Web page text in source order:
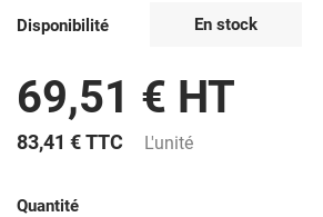
Disponibilité En stock
69,51 € HT
83,41 €TTC L'unité
Quantité